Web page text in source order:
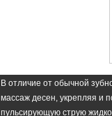
В отличие от обычной
массаж десен, укрепляя и
пульсирующую струю